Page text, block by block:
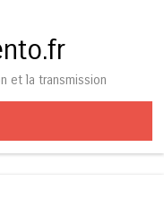
et la transmission